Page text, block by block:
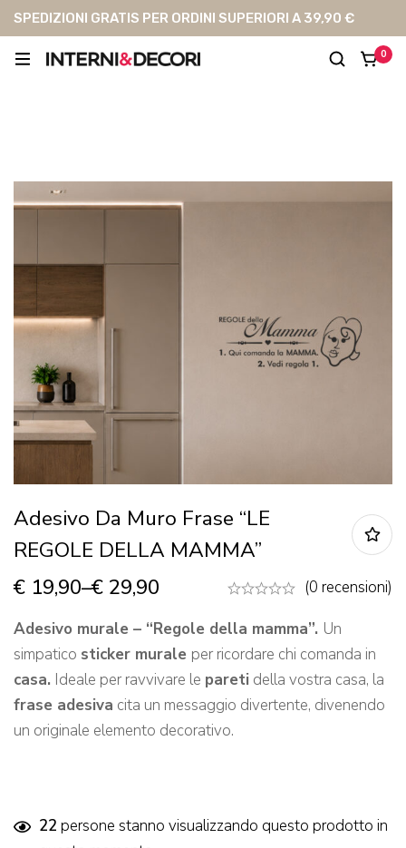
SPEDIZIONI GRATIS PER ORDINI SUPERIORI A 39,90 €
0
Adesivo Da Muro Frase “LE
REGOLE DELLA MAMMA”
€ 19,90–€ 29,90
(0 recensioni)
Adesivo murale – “Regole della mamma”. Un
simpatico sticker murale per ricordare chi comanda in
casa. Ideale per ravvivare le pareti della vostra casa, la
frase adesiva cita un messaggio divertente, divenendo
un originale elemento decorativo.
22 persone stanno visualizzando questo prodotto in